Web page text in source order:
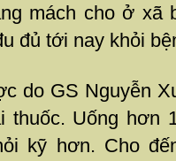
mách cho ở xã
đủ tới nay khỏi
do GS Nguyễn
thuốc. Uống hơn
kỹ hơn. Cho